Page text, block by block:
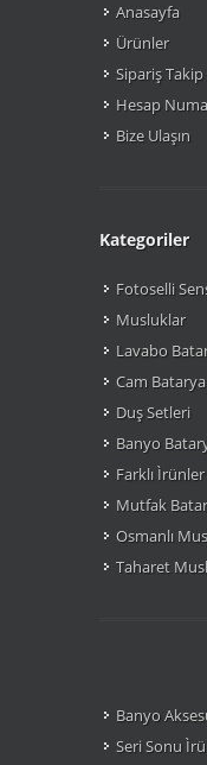
Anasayfa
Ürünler
Sipariş Takip
Hesap
Bize Ulaşın
Kategoriler
Fotoselli
Musluklar
Lavabo
Cam
Duş Setleri
Banyo
Farklı Ìrünler
Mutfak
Osmanlı
Taharet
Banyo
Seri Sonu